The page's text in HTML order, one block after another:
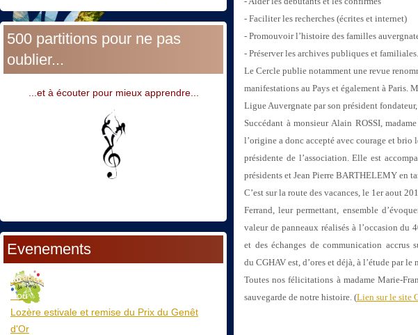
500 partitions pour ne pas
oublier...
...et à écouter pour mieux apprendre...
Evenements
06
Aoû
Lozère estivale et remise du Prix du Genêt
d'Or
- Faciliter les recherches (écrites et internet)
- Promouvoir l’histoire des familles
- Préserver les archives publiques et familiales.
Le Cercle publie notamment une revue
manifestations au Pays et également à Paris.
Ligue Auvergnate parson président
Succédant à monsieur Alain ROSSI,
l’origine a donc accepté avec courage et brio
présidente de l’association. Elle est
présidents et Jean Pierre BARTHELEMY en
C’est sur la route des vacances, le 1er aout
Ferrand, leur permettant, ensemble
valeur de panneaux réalisés à l’occasion du
et des échanges decommunication accrus
du CGHAV est, d’ores et déjà, à l’étude par le
Toutes nos félicitations à madame Marie-
sauvegarde de notre histoire. (Lien sur le site